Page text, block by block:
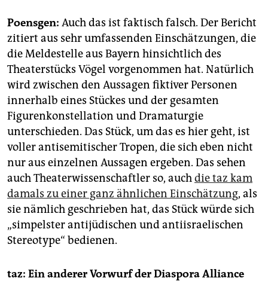
Poensgen: Auch das ist faktisch falsch. Der Bericht
zitiert aus sehr umfassenden Einschätzungen, die
die Meldestelle aus Bayern hinsichtlich des
Theaterstücks Vögel vorgenommen hat. Natürlich
wird zwischen den Aussagen fiktiver Personen
innerhalb eines Stückes und der gesamten
Figurenkonstellation und Dramaturgie
unterschieden. Das Stück, um das es hier geht, ist
voller antisemitischer Tropen, die sich eben nicht
nur aus einzelnen Aussagen ergeben. Das sehen
auch Theaterwissenschaftler so, auchdie taz kam
damals zu einer ganz ähnlichen Einschätzung, als
sie nämlich geschrieben hat, das Stück würde sich
„simpelster antijüdischen und antiisraelischen
Stereotype“ bedienen.
taz: Ein anderer Vorwurf der Diaspora Alliance